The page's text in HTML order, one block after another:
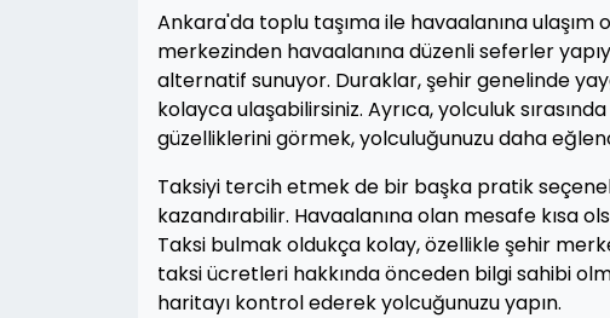
Ankara'da toplu taşıma ile havaalanına
merkezinden havaalanına düzenli seferler
alternatif sunuyor. Duraklar, şehir genelinde
kolayca ulaşabilirsiniz. Ayrıca, yolculuk
güzelliklerini görmek, yolculuğunuzu daha
Taksiyi tercih etmek de bir başka pratik
kazandırabilir. Havaalanına olan mesafe kısa
Taksi bulmak oldukça kolay, özellikle şehir
taksi ücretleri hakkında önceden bilgi sahibi
haritayı kontrol ederek yolcuğunuzu yapın.